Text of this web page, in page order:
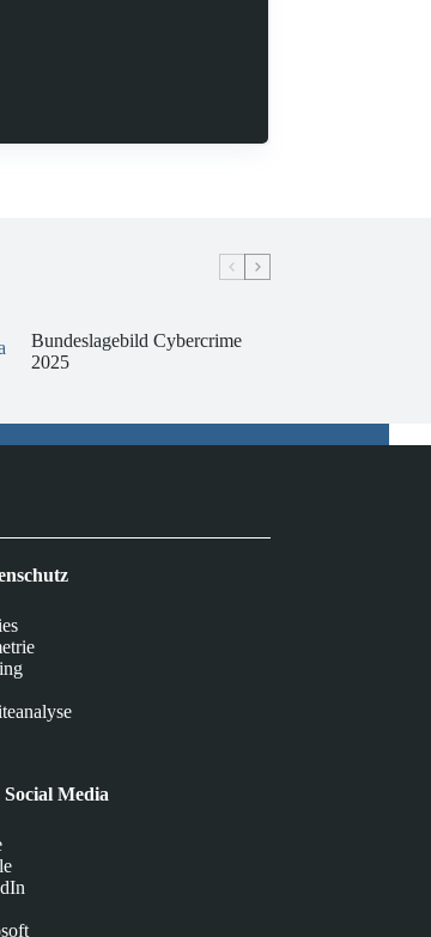
Bundeslagebild Cybercrime
2025
Media